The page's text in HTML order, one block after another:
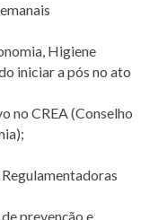
Higiene
iniciar a pós no ato
no CREA (Conselho
prevenção e